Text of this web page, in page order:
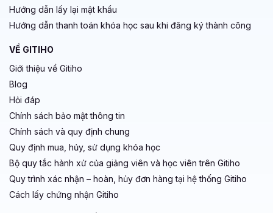
Hướng dẫn lấy lại mật khẩu
Hướng dẫn thanh toán khóa học sau khi đăng ký thành công
VỀ GITIHO
Giới thiệu về Gitiho
Blog
Hỏi đáp
Chính sách bảo mật thông tin
Chính sách và quy định chung
Quy định mua, hủy, sử dụng khóa học
Bộ quy tắc hành xử của giảng viên và học viên trên Gitiho
Quy trình xác nhận – hoàn, hủy đơn hàng tại hệ thống Gitiho
Cách lấy chứng nhận Gitiho